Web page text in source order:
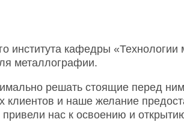
института кафедры
металлографии.
решать стоящие перед
и наше желание
нас к освоению и